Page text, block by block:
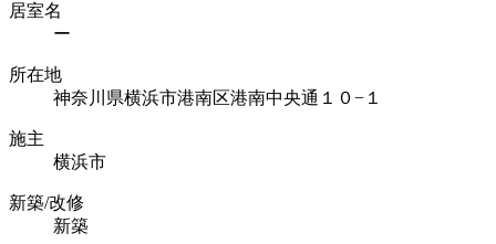
居室名
ー
所在地
神奈川県横浜市港南区港南中央通１０−１
施主
横浜市
新築/改修
新築